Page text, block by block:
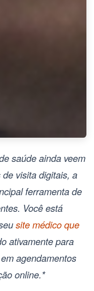
saúde ainda veem
visita digitais, a
ferramenta de
Você está
site médico que
ativamente para
agendamentos
online.*